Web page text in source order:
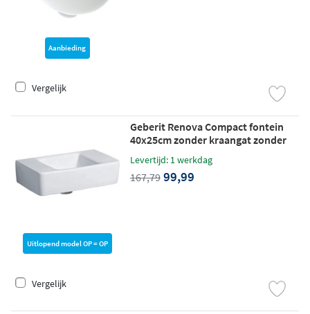
Aanbieding
Vergelijk
Uitlopend model OP = OP
Geberit Renova Compact fontein
40x25cm zonder kraangat zonder
Levertijd: 1 werkdag
167,79 99,99
Vergelijk